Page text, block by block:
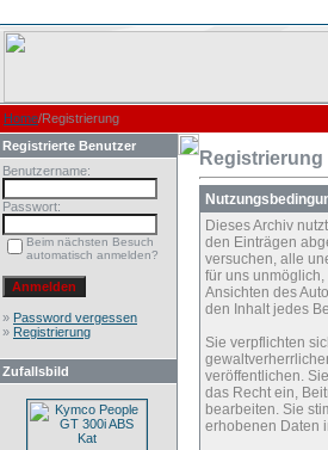
Home/Registrierung
Registrierte Benutzer
Benutzername:
Passwort:
Beim nächsten Besuch
automatisch anmelden?
» Password vergessen
» Registrierung
Zufallsbild
Registrierung
Dieses Archiv
den Einträgen
versuchen, alle
für uns
Ansichten des
den Inhalt jedes
Sie verpflichten
veröffentlichen.
das Recht ein,
bearbeiten. Sie
erhobenen Daten